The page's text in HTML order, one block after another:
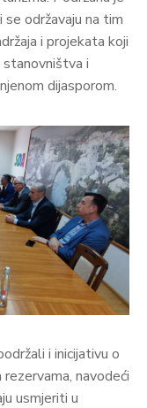
se održavaju na tim
i projekata koji
stanovništva i
dijasporom.
i inicijativu o
navodeći
usmjeriti u